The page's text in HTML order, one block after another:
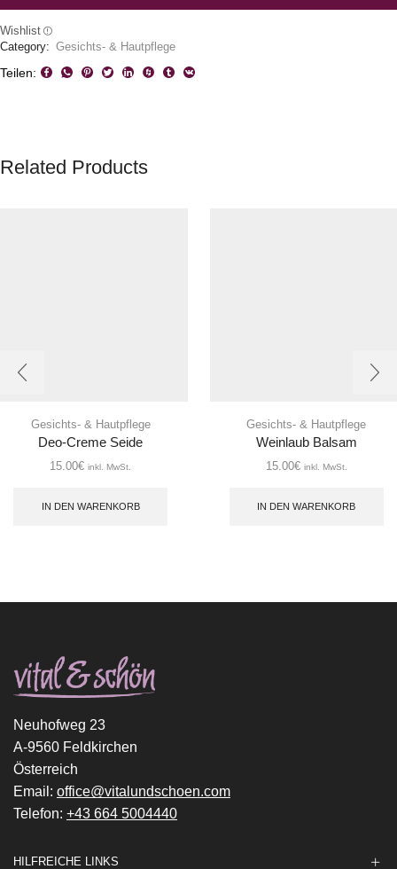
Wishlist
Category: Gesichts- & Hautpflege
Teilen:
Related Products
Gesichts- & Hautpflege
Deo-Creme Seide
15.00€ inkl. MwSt.
IN DEN WARENKORB
Gesichts- & Hautpflege
Weinlaub Balsam
15.00€ inkl. MwSt.
IN DEN WARENKORB
Neuhofweg 23
A-9560 Feldkirchen
Österreich
Email: office@vitalundschoen.com
Telefon: +43 664 5004440
HILFREICHE LINKS